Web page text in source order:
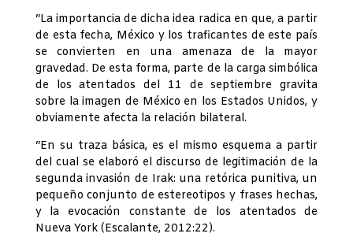
“La importancia de dicha idea radica en que, a partir
de esta fecha, México y los traficantes de este país
se convierten en una amenaza de la mayor
gravedad. De esta forma, parte de la carga simbólica
de los atentados del 11 de septiembre gravita
sobre la imagen de México en los Estados Unidos, y
obviamente afecta la relación bilateral.
“En su traza básica, es el mismo esquema a partir
del cual se elaboró el discurso de legitimación de la
segunda invasión de Irak: una retórica punitiva, un
pequeño conjunto de estereotipos y frases hechas,
y la evocación constante de los atentados de
Nueva York (Escalante, 2012:22).